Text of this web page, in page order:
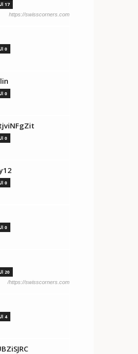
17 المشاركات
https://swisscorners.com
0 المشاركات
0 المشاركات
0 المشاركات
0 المشاركات
0 المشاركات
20 المشاركات
https://swisscorners.com/
4 المشاركات